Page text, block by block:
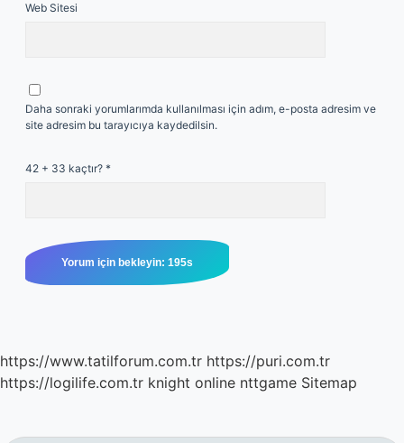
Web Sitesi
Daha sonraki yorumlarımda kullanılması için adım, e-posta adresim ve
site adresim bu tarayıcıya kaydedilsin.
42 + 33 kaçtır? *
https://www.tatilforum.com.tr https://puri.com.tr
https://logilife.com.tr knight online nttgame Sitemap